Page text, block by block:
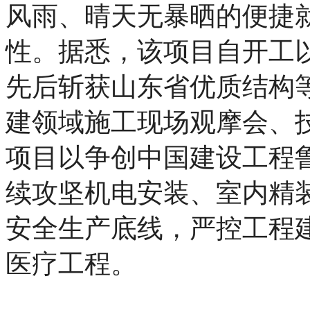
风雨、晴天无暴晒的便捷
性。据悉，该项目自开工
先后斩获山东省优质结构
建领域施工现场观摩会、
项目以争创中国建设工程
续攻坚机电安装、室内精
安全生产底线，严控工程
医疗工程。